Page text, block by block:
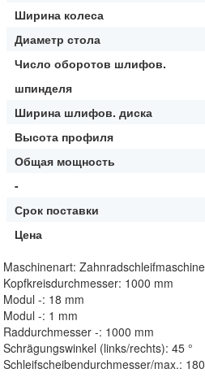
Ширина колеса
Диаметр стола
Число оборотов шлифов.
шпинделя
Ширина шлифов. диска
Высота профиля
Общая мощность
-
Срок поставки
Цена
Maschinenart: Zahnradschleifmaschine
Kopfkreisdurchmesser: 1000 mm
Modul -: 18 mm
Modul -: 1 mm
Raddurchmesser -: 1000 mm
Schrägungswinkel (links/rechts): 45 °
Schleifscheibendurchmesser/max.: